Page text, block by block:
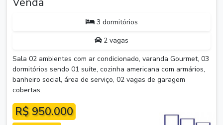
3 dormitórios
2 vagas
Sala 02 ambientes com ar condicionado, varanda Gourmet, 03
dormitórios sendo 01 suíte, cozinha americana com armários,
banheiro social, área de serviço, 02 vagas de garagem
cobertas.
R$ 950.000